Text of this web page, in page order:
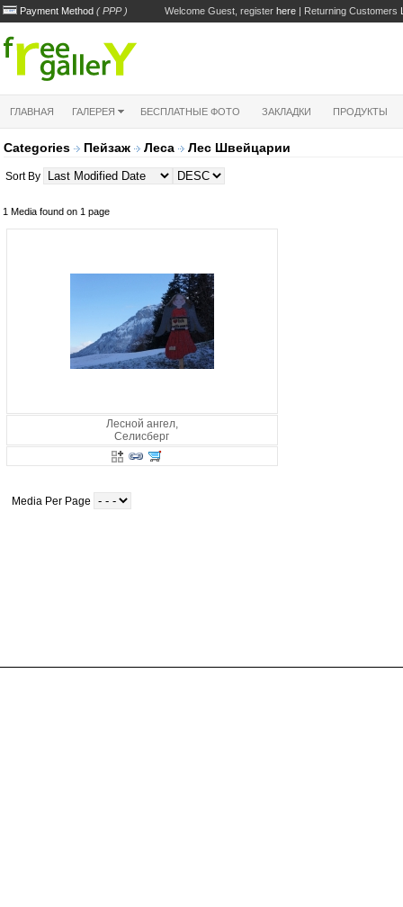
Payment Method ( PPP ) Welcome Guest, register here | Returning Customers
ГЛАВНАЯ ГАЛЕРЕЯ БЕСПЛАТНЫЕ ФОТО ЗАКЛАДКИ ПРОДУКТЫ
Categories Пейзаж Леса Лес Швейцарии
Sort By
1 Media found on 1 page
Лесной ангел,
Селисберг
Media Per Page